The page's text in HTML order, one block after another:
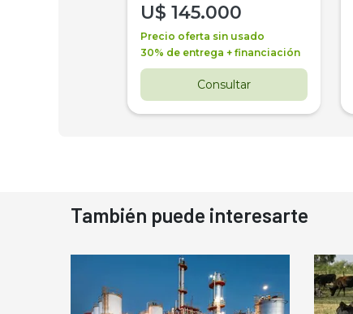
U$ 145.000
Precio oferta sin usado
30% de entrega + financiación
Consultar
También puede interesarte